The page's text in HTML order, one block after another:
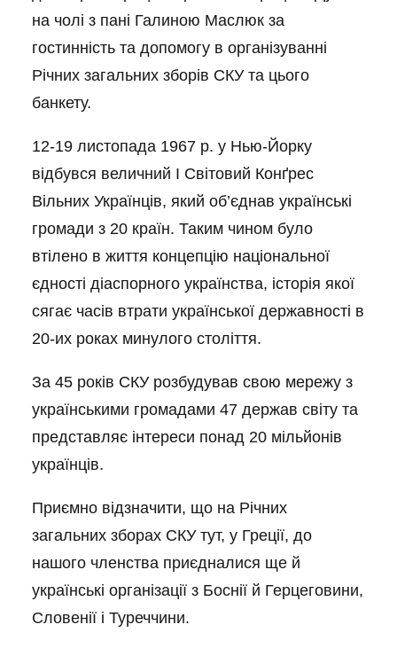
на чолі з пані Галиною Маслюк за
гостинність та допомогу в організуванні
Річних загальних зборів СКУ та цього
банкету.
12-19 листопада 1967 р. у Нью-Йорку
відбувся величний I Світовий Конґрес
Вільних Українців, який об’єднав українські
громади з 20 країн. Таким чином було
втілено в життя концепцію національної
єдності діаспорного українства, історія якої
сягає часів втрати української державності в
20-их роках минулого століття.
За 45 років СКУ розбудував свою мережу з
українськими громадами 47 держав світу та
представляє інтереси понад 20 мільйонів
українців.
Приємно відзначити, що на Річних
загальних зборах СКУ тут, у Греції, до
нашого членства приєдналися ще й
українські організації з Боснії й Герцеговини,
Словенії і Туреччини.